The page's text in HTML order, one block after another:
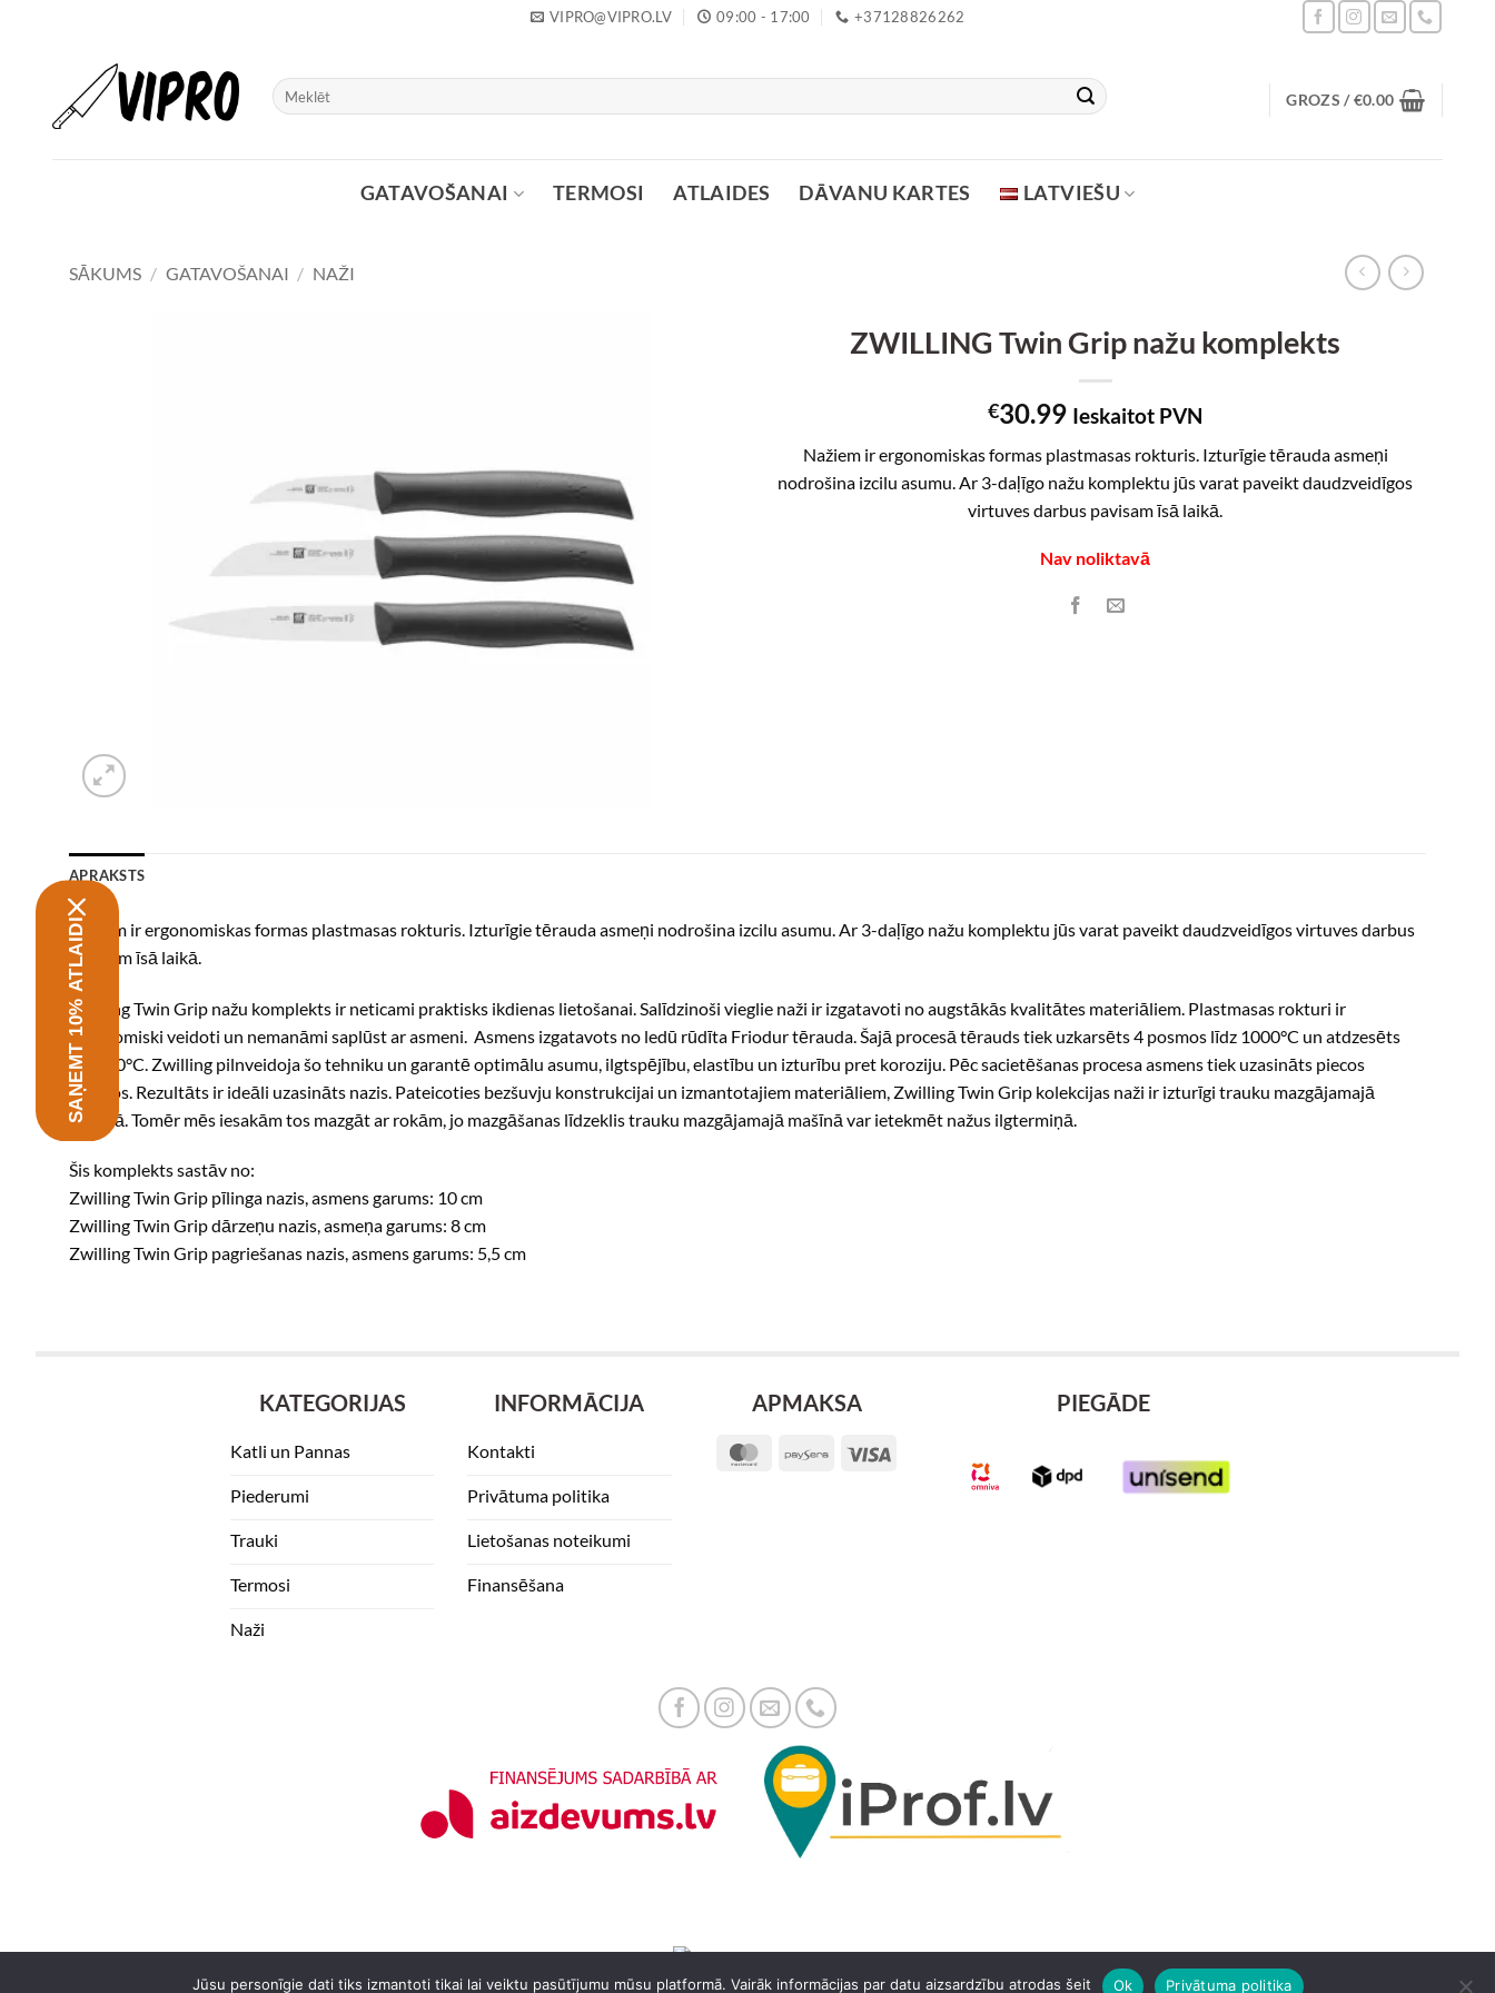
VIPRO@VIPRO.LV 09:00 - 17:00 +37128826262
Meklēt:
GROZS /€0.00
GATAVOŠANAI TERMOSI ATLAIDES DĀVANU KARTES LATVIEŠU
SĀKUMS / GATAVOŠANAI / NAŽI
ZWILLING Twin Grip nažu komplekts
€30.99 Ieskaitot PVN
Nažiem ir ergonomiskas formas plastmasas rokturis. Izturīgie tērauda asmeņi
nodrošina izcilu asumu. Ar 3-daļīgo nažu komplektu jūs varat paveikt daudzveidīgos
virtuves darbus pavisam īsā laikā.
Nav noliktavā
APRAKSTS
Nažiem ir ergonomiskas formas plastmasas rokturis. Izturīgie tērauda asmeņi nodrošina izcilu asumu. Ar 3-daļīgo nažu komplektu jūs varat paveikt daudzveidīgos virtuves darbus
pavisam īsā laikā.
Zwilling Twin Grip nažu komplekts ir neticami praktisks ikdienas lietošanai. Salīdzinoši vieglie naži ir izgatavoti no augstākās kvalitātes materiāliem. Plastmasas rokturi ir
ergonomiski veidoti un nemanāmi saplūst ar asmeni. Asmens izgatavots no ledū rūdīta Friodur tērauda. Šajā procesā tērauds tiek uzkarsēts 4 posmos līdz 1000°C un atdzesēts
līdz -70°C. Zwilling pilnveidoja šo tehniku un garantē optimālu asumu, ilgtspējību, elastību un izturību pret koroziju. Pēc sacietēšanas procesa asmens tiek uzasināts piecos
posmos. Rezultāts ir ideāli uzasināts nazis. Pateicoties bezšuvju konstrukcijai un izmantotajiem materiāliem, Zwilling Twin Grip kolekcijas naži ir izturīgi trauku mazgājamajā
mašīnā. Tomēr mēs iesakām tos mazgāt ar rokām, jo mazgāšanas līdzeklis trauku mazgājamajā mašīnā var ietekmēt nažus ilgtermiņā.
Šis komplekts sastāv no:
Zwilling Twin Grip pīlinga nazis, asmens garums: 10 cm
Zwilling Twin Grip dārzeņu nazis, asmeņa garums: 8 cm
Zwilling Twin Grip pagriešanas nazis, asmens garums: 5,5 cm
KATEGORIJAS
Katli un Pannas
Piederumi
Trauki
Termosi
Naži
INFORMĀCIJA
Kontakti
Privātuma politika
Lietošanas noteikumi
Finansēšana
APMAKSA
MasterCardPaysera
PIEGĀDE
Jūsu personīgie dati tiks izmantoti tikai lai veiktu pasūtījumu mūsu platformā. Vairāk informācijas par datu aizsardzību atrodas šeit Ok Privātuma politika
SAŅEMT 10% ATLAIDI